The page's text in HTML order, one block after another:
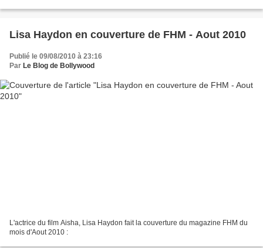
Lisa Haydon en couverture de FHM - Aout 2010
Publié le 09/08/2010 à 23:16
Par Le Blog de Bollywood
L'actrice du film Aisha, Lisa Haydon fait la couverture du magazine FHM du
mois d'Aout 2010 :